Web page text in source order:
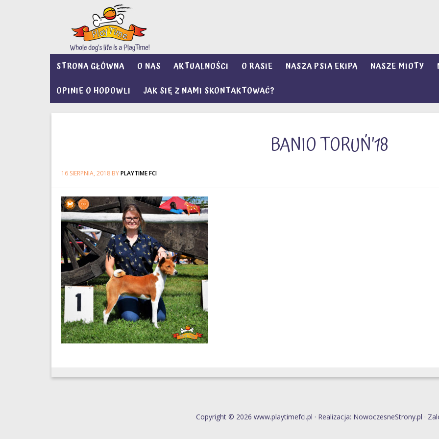
STRONA GŁÓWNA O NAS AKTUALNOŚCI O RASIE NASZA PSIA EKIPA NASZE MIOTY
OPINIE O HODOWLI
JAK SIĘ Z NAMI SKONTAKTOWAĆ?
BANIO TORUŃ’18
16 SIERPNIA, 2018 BYPLAYTIME FCI
Copyright © 2026 www.playtimefci.pl · Realizacja: NowoczesneStrony.pl ·